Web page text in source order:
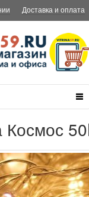
Доставка и оплата
Космос